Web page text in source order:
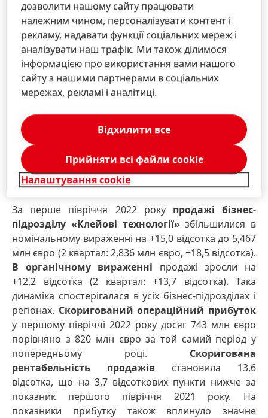
чистого оборотного капіталу.
Станом на 30 червня 2022 рокучиста фінансова
позиціястановила -1 441 млн євро (31 грудня 2021
року: -292 млн євро). Ця динаміка також охоплює
витрати у розмірі близько 430 млн євро в межах
програми викупівлі акцій, що стартувала в лютому
близько 800 млн євро у другому кварталі.
Результати діяльності бізнес-
підрозділів у першій половині
2022 року
За перше півріччя 2022 року продажі бізнес-
підрозділу «Клейові технології» збільшилися в
номінальному вираженні на +15,0 відсотка до 5,467
млн євро (2 квартал: 2,836 млн євро, +18,5 відсотка).
В органічному вираженні продажі зросли на
+12,2 відсотка (2 квартал: +13,7 відсотка). Така
динаміка спостерігалася в усіх бізнес-підрозділах і
регіонах. Скоригований операційний прибуток
у першому півріччі 2022 року досяг 743 млн євро
порівняно з 820 млн євро за той самий період у
попередньому році. Скоригована
рентабельність продажів становила 13,6
відсотка, що на 3,7 відсоткових пункти нижче за
показник першого півріччя 2021 року. На
показники прибутку також вплинуло значне
дозволити нашому сайту працювати
належним чином, персоналізувати контент і
рекламу, надавати функції соціальних мереж і
аналізувати наш трафік. Ми також ділимося
інформацією про використання вами нашого
сайту з нашими партнерами в соціальних
мережах, рекламі і аналітиці.
Налаштування cookie
Відхилити все
Прийняти всі файли сookie